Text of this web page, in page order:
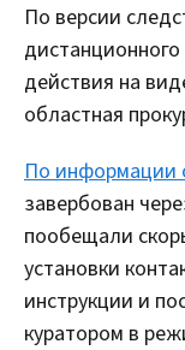
По версии
действия на
областная
По информации
завербован
пообещали
установки
инструкции и
куратором в